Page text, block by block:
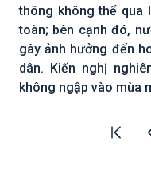
thông không thể qua
toàn; bên cạnh đó,
gây ảnh hưởng đến
dân. Kiến nghị
không ngập vào mùa